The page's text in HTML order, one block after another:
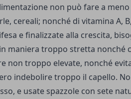
non può fare a
cereali; nonché di vitamina A,
e finalizzate alla crescita,
maniera troppo stretta nonché
non troppo elevate, nonché
indebolire troppo il capello.
e usate spazzole con sete